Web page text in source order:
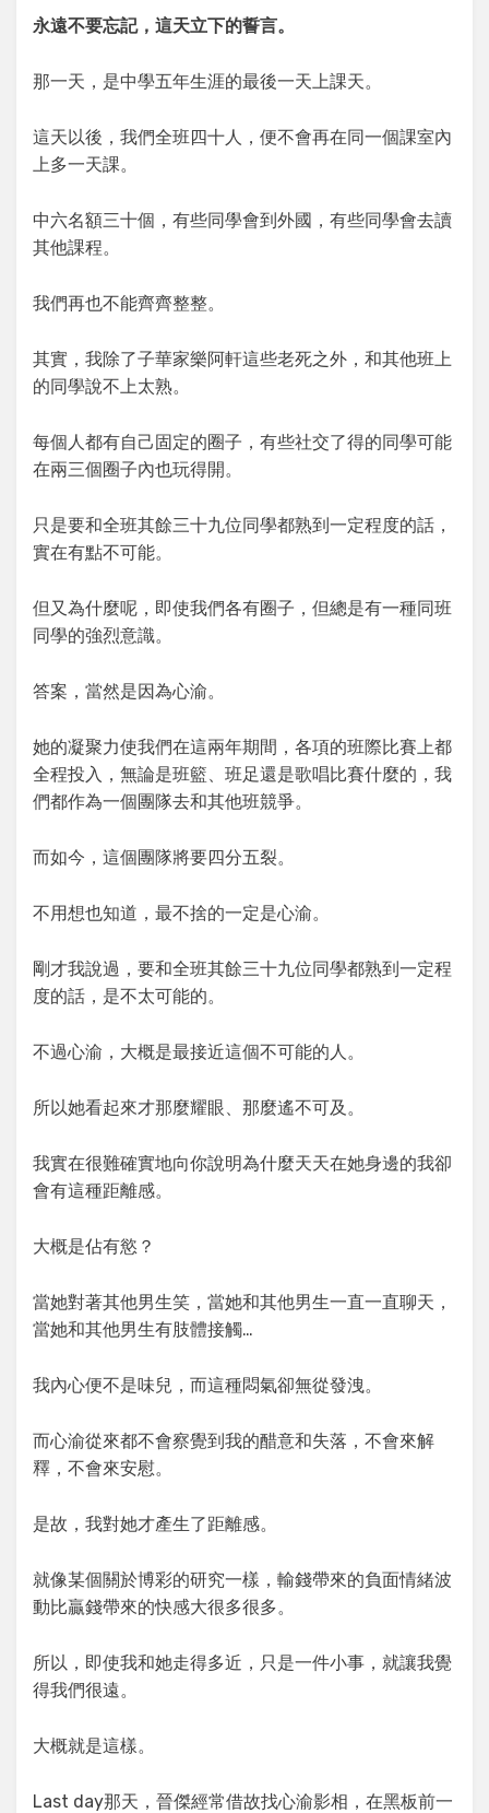
永遠不要忘記，這天立下的誓言。
那一天，是中學五年生涯的最後一天上課天。
這天以後，我們全班四十人，便不會再在同一個課室內
上多一天課。
中六名額三十個，有些同學會到外國，有些同學會去讀
其他課程。
我們再也不能齊齊整整。
其實，我除了子華家樂阿軒這些老死之外，和其他班上
的同學說不上太熟。
每個人都有自己固定的圈子，有些社交了得的同學可能
在兩三個圈子內也玩得開。
只是要和全班其餘三十九位同學都熟到一定程度的話，
實在有點不可能。
但又為什麼呢，即使我們各有圈子，但總是有一種同班
同學的強烈意識。
答案，當然是因為心渝。
她的凝聚力使我們在這兩年期間，各項的班際比賽上都
全程投入，無論是班籃、班足還是歌唱比賽什麼的，我
們都作為一個團隊去和其他班競爭。
而如今，這個團隊將要四分五裂。
不用想也知道，最不捨的一定是心渝。
剛才我說過，要和全班其餘三十九位同學都熟到一定程
度的話，是不太可能的。
不過心渝，大概是最接近這個不可能的人。
所以她看起來才那麼耀眼、那麼遙不可及。
我實在很難確實地向你說明為什麼天天在她身邊的我卻
會有這種距離感。
大概是佔有慾？
當她對著其他男生笑，當她和其他男生一直一直聊天，
當她和其他男生有肢體接觸…
我內心便不是味兒，而這種悶氣卻無從發洩。
而心渝從來都不會察覺到我的醋意和失落，不會來解
釋，不會來安慰。
是故，我對她才產生了距離感。
就像某個關於博彩的研究一樣，輸錢帶來的負面情緒波
動比贏錢帶來的快感大很多很多。
所以，即使我和她走得多近，只是一件小事，就讓我覺
得我們很遠。
大概就是這樣。
Last day那天，晉傑經常借故找心渝影相，在黑板前一